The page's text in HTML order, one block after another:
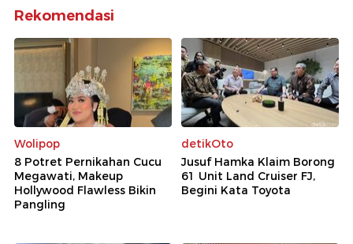
Rekomendasi
Wolipop
8 Potret Pernikahan Cucu
Megawati, Makeup
Hollywood Flawless Bikin
Pangling
detikOto
Jusuf Hamka Klaim Borong
61 Unit Land Cruiser FJ,
Begini Kata Toyota